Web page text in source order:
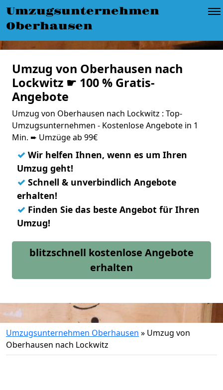
Umzugsunternehmen
Oberhausen
Umzug von Oberhausen nach
Lockwitz ☛ 100 % Gratis-
Angebote
Umzug von Oberhausen nach Lockwitz : Top-
Umzugsunternehmen - Kostenlose Angebote in 1
Min. ➨ Umzüge ab 99€
✓ Wir helfen Ihnen, wenn es um Ihren
Umzug geht!
✓ Schnell & unverbindlich Angebote
erhalten!
✓ Finden Sie das beste Angebot für Ihren
Umzug!
blitzschnell kostenlose Angebote
erhalten
Umzugsunternehmen Oberhausen » Umzug von
Oberhausen nach Lockwitz